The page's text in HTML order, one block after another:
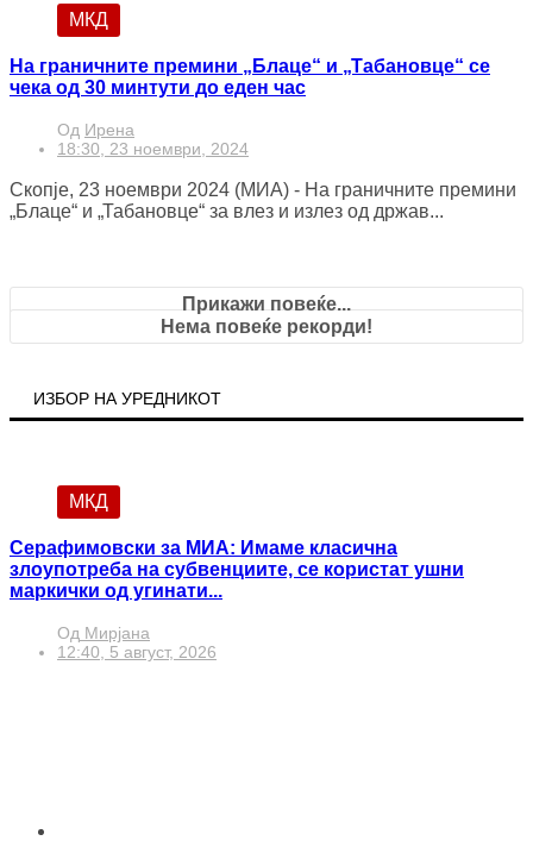
МКД
На граничните премини „Блаце“ и „Табановце“ се
чека од 30 минтути до еден час
Од Ирена
18:30, 23 ноември, 2024
Скопје, 23 ноември 2024 (МИА) - На граничните премини
„Блаце“ и „Табановце“ за влез и излез од држав...
Прикажи повеќе...
Нема повеќе рекорди!
ИЗБОР НА УРЕДНИКОТ
МКД
Серафимовски за МИА: Имаме класична
злоупотреба на субвенциите, се користат ушни
маркички од угинати...
Од Мирјана
12:40, 5 август, 2026